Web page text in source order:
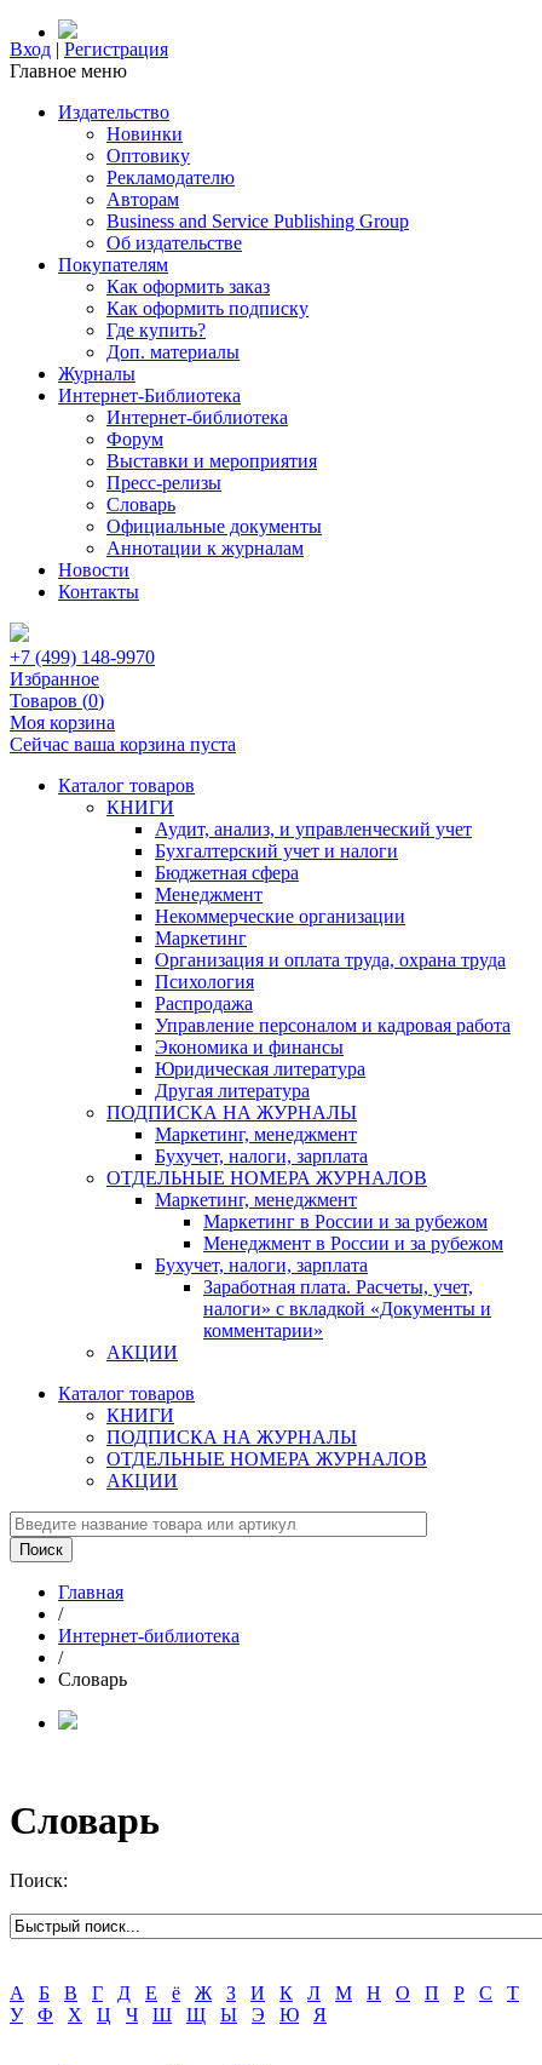
Вход | Регистрация
Главное меню
Издательство
Новинки
Оптовику
Рекламодателю
Авторам
Business and Service Publishing Group
Об издательстве
Покупателям
Как оформить заказ
Как оформить подписку
Где купить?
Доп. материалы
Журналы
Интернет-Библиотека
Интернет-библиотека
Форум
Выставки и мероприятия
Пресс-релизы
Словарь
Официальные документы
Аннотации к журналам
Новости
Контакты
+7 (499) 148-9970
Избранное
Товаров (0)
Моя корзина
Сейчас ваша корзина пуста
Каталог товаров
КНИГИ
Аудит, анализ, и управленческий учет
Бухгалтерский учет и налоги
Бюджетная сфера
Менеджмент
Некоммерческие организации
Маркетинг
Организация и оплата труда, охрана труда
Психология
Распродажа
Управление персоналом и кадровая работа
Экономика и финансы
Юридическая литература
Другая литература
ПОДПИСКА НА ЖУРНАЛЫ
Маркетинг, менеджмент
Бухучет, налоги, зарплата
ОТДЕЛЬНЫЕ НОМЕРА ЖУРНАЛОВ
Маркетинг, менеджмент
Маркетинг в России и за рубежом
Менеджмент в России и за рубежом
Бухучет, налоги, зарплата
Заработная плата. Расчеты, учет,
налоги» с вкладкой «Документы и
комментарии»
АКЦИИ
Каталог товаров
КНИГИ
ПОДПИСКА НА ЖУРНАЛЫ
ОТДЕЛЬНЫЕ НОМЕРА ЖУРНАЛОВ
АКЦИИ
Главная
/
Интернет-библиотека
/
Словарь
Словарь
Поиск:
А Б В Г Д Е ё Ж З И К Л М Н О П Р С
Т
У
Ф Х Ц Ч Ш Щ Ы Э Ю Я